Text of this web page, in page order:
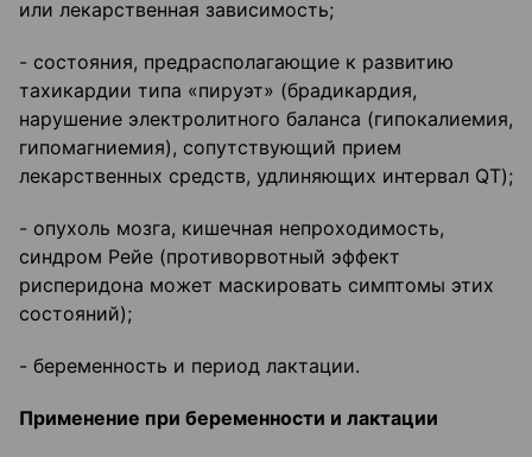
или лекарственная зависимость;
- состояния, предрасполагающие к развитию
тахикардии типа «пируэт» (брадикардия,
нарушение электролитного баланса (гипокалиемия,
гипомагниемия), сопутствующий прием
лекарственных средств, удлиняющих интервал QT);
- опухоль мозга, кишечная непроходимость,
синдром Рейе (противорвотный эффект
рисперидона может маскировать симптомы этих
состояний);
- беременность и период лактации.
Применение при беременности и лактации